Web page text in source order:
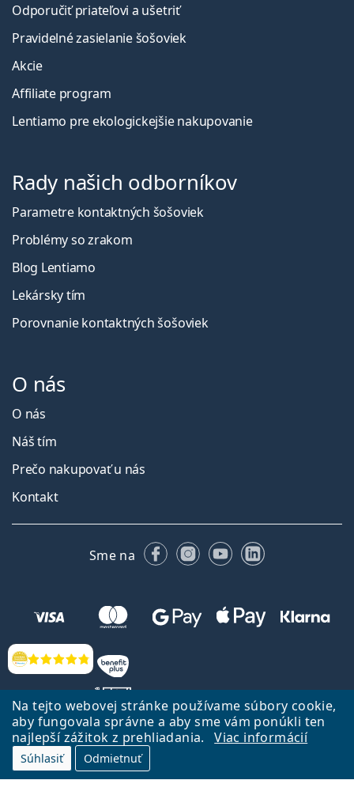
Na tejto webovej stránke používame súbory cookie,
aby fungovala správne a aby sme vám ponúkli ten
najlepší zážitok z prehliadania.
Viac informácií
Súhlasiť Odmietnuť
Hodnotenia
Odporučiť priateľovi a ušetriť
Pravidelné zasielanie šošoviek
Akcie
Affiliate program
Lentiamo pre ekologickejšie nakupovanie
Rady našich odborníkov
Parametre kontaktných šošoviek
Problémy so zrakom
Blog Lentiamo
Lekársky tím
Porovnanie kontaktných šošoviek
O nás
O nás
Náš tím
Prečo nakupovať u nás
Kontakt
Sme na FacebookuInstagrame
YouTubeLinkedIn
Späť na Úvodnu stránku
Lentiamo.sk vlastní a prevádzkuje spoločnosť Lentiamo s.r.o., Česká